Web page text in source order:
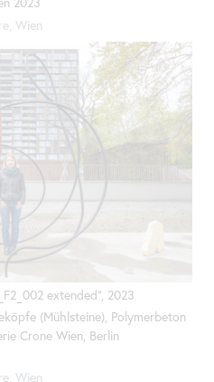
Wien
extended", 2023
(Mühlsteine), Polymerbeton
Crone Wien, Berlin
Wien